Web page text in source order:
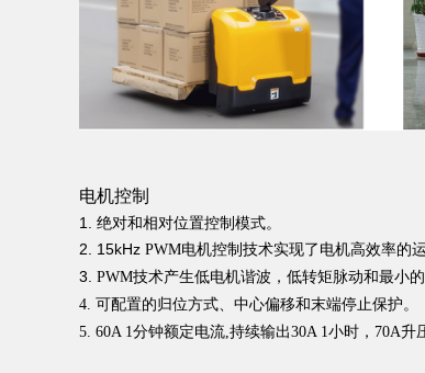
电机控制
1. 绝对和相对位置控制模式。
2. 15kHz PWM电机控制技术实现了电机⾼效率的运
3. PWM技术产⽣低电机谐波，低转矩脉动和最⼩
4. 可配置的归位方式、中心偏移和末端停止保护。
5. 60A 1分钟额定电流,持续输出30A 1小时，70A升